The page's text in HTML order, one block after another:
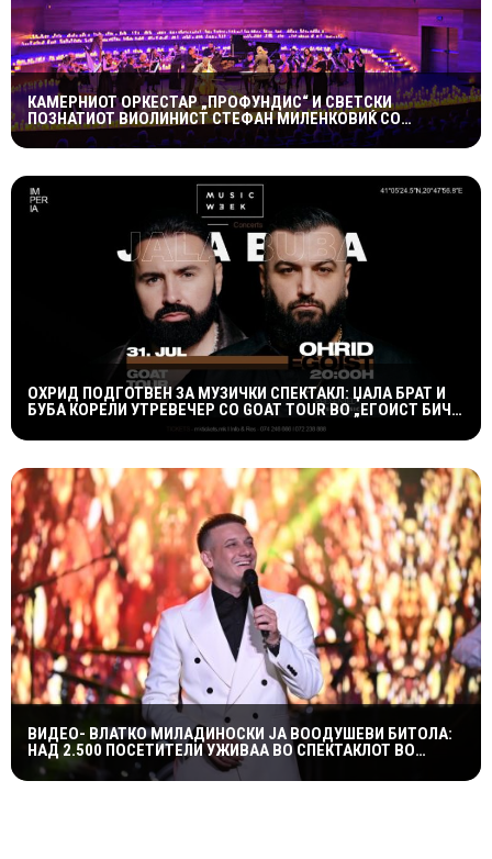
КАМЕРНИОТ ОРКЕСТАР „ПРОФУНДИС“ И СВЕТСКИ
ПОЗНАТИОТ ВИОЛИНИСТ СТЕФАН МИЛЕНКОВИЌ СО
СПЕКТАКУЛАРЕН „CANDLELIGHT“ КОНЦЕРТ НА „ОХРИДСКО
ЛЕТО“
ОХРИД ПОДГОТВЕН ЗА МУЗИЧКИ СПЕКТАКЛ: ЏАЛА БРАТ И
БУБА КОРЕЛИ УТРЕВЕЧЕР СО GOAT TOUR ВО „ЕГОИСТ БИЧ
ВИДЕО- ВЛАТКО МИЛАДИНОСКИ ЈА ВООДУШЕВИ БИТОЛА:
НАД 2.500 ПОСЕТИТЕЛИ УЖИВАА ВО СПЕКТАКЛОТ ВО
ХЕРАКЛЕЈА